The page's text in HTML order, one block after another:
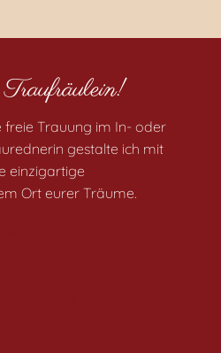
freie Trauung im In- oder
gestalte ich mit
einzigartige
Ort eurer Träume.